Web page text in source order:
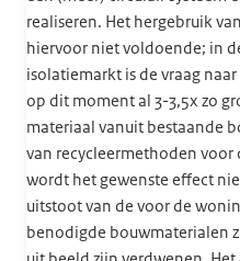
realiseren. Het hergebruik
hiervoor niet voldoende; in
isolatiemarkt is de vraag
op dit moment al 3-3,5x zo
materiaal vanuit bestaande
van recycleermethoden
wordt het gewenste effect
uitstoot van de voor de
benodigde bouwmaterialen